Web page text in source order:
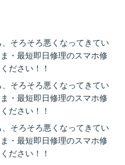
そろそろ悪くなってきてい
・最短即日修理のスマホ修
ださい！！
そろそろ悪くなってきてい
・最短即日修理のスマホ修
ださい！！
そろそろ悪くなってきてい
・最短即日修理のスマホ修
ださい！！